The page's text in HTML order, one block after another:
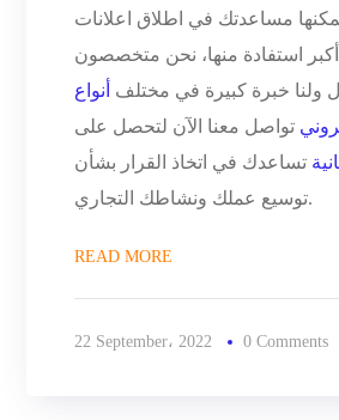
مساعدتك في اطلاق اعلانات
استفادة منها، نحن متخصصون
ولنا خبرة كبيرة في مختلف أنواع
تواصل معنا الآن لتحصل على
تساعدك في اتخاذ القرار بشأن
توسيع عملك ونشاطك التجاري.
READ MORE
22 September، 2022 0 Comments